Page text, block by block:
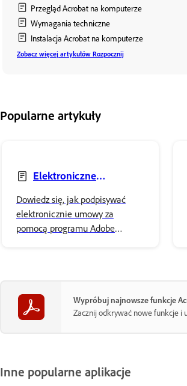
Przegląd Acrobat na komputerze
Wymagania techniczne
Instalacja Acrobat na komputerze
Zobacz więcej artykułów Rozpocznij
Popularne artykuły
Elektroniczne
Dowiedz się, jak podpisywać
elektronicznie umowy za
pomocą programu Adobe
Wypróbuj najnowsze funkcje
Zacznij odkrywać nowe funkcje i
Inne popularne aplikacje